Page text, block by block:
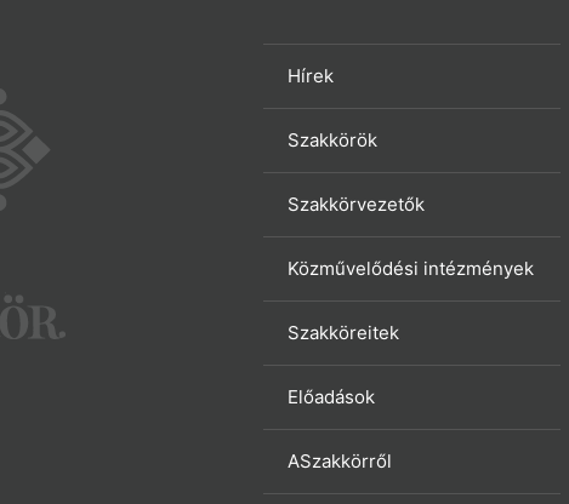
Hírek
Szakkörök
Szakkörvezetők
Közművelődési intézmények
Szakköreitek
Előadások
ASzakkörről